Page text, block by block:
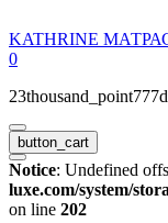
KATHRINE
0
button_cart
Notice: Undefined
luxe.com/system/
on line 202